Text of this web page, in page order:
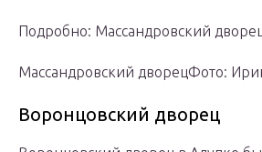
Подробно: Массандровский
Массандровский дворецФото:
Воронцовский дворец